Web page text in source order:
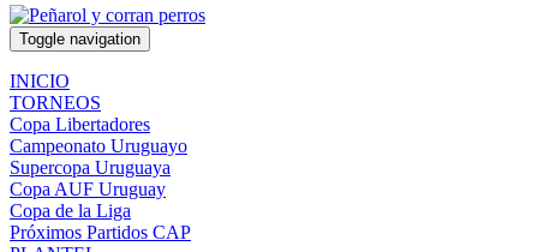
Toggle navigation
INICIO
TORNEOS
Copa Libertadores
Campeonato Uruguayo
Supercopa Uruguaya
Copa AUF Uruguay
Copa de la Liga
Próximos Partidos CAP